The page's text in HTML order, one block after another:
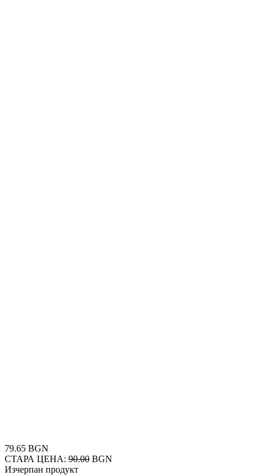
79.65 BGN
СТАРА ЦЕНА: 90.00 BGN
Изчерпан продукт